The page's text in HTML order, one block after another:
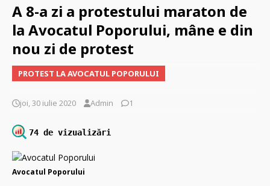
A 8-a zi a protestului maraton de
la Avocatul Poporului, mâne e din
nou zi de protest
PROTEST LA AVOCATUL POPORULUI
joi, 30 iulie 2020 Admin 1
74 de vizualizări
Avocatul Poporului